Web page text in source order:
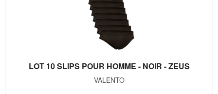
LOT 10 SLIPS POUR HOMME - NOIR - ZEUS
VALENTO